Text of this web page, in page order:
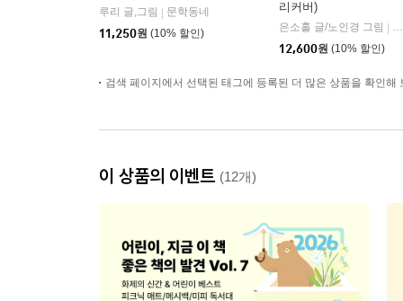
루리 글,그림
문학동네
11,250원 (10% 할인)
리커버)
은소홀 글/노인경 그림
12,600원 (10% 할인)
검색 페이지에서 선택된 태그에 등록된 더 많은 상품을 확인해
이 상품의 이벤트 (12개)